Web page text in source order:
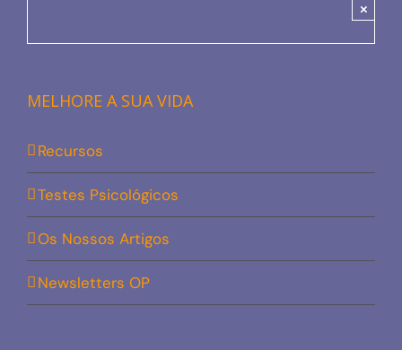
×
MELHORE A SUA VIDA
Recursos
Testes Psicológicos
Os Nossos Artigos
Newsletters OP